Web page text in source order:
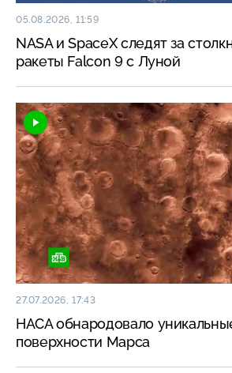
05.08.2026, 11:59
NASA и SpaceX следят за
ракеты Falcon 9 с Луной
27.07.2026, 17:43
НАСА обнародовало
поверхности Марса